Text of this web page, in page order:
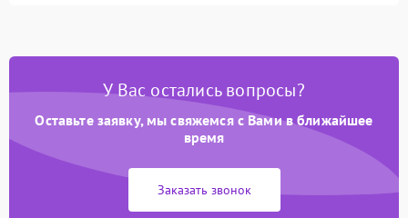
У Вас остались вопросы?
Оставьте заявку, мы свяжемся с Вами в ближайшее
время
Заказать звонок